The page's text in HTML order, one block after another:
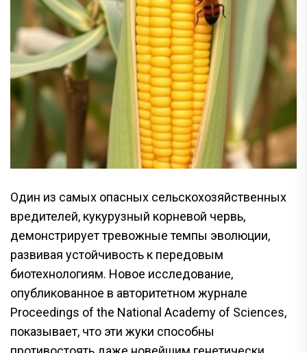
Один из самых опасных сельскохозяйственных
вредителей, кукурузный корневой червь,
демонстрирует тревожные темпы эволюции,
развивая устойчивость к передовым
биотехнологиям. Новое исследование,
опубликованное в авторитетном журнале
Proceedings of the National Academy of Sciences,
показывает, что эти жуки способны